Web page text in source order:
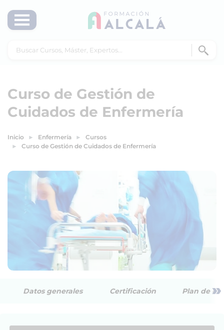
Curso de Gestión de
Cuidados de Enfermería
Inicio Enfermería
Cursos
Curso de Gestión de Cuidados de Enfermería
Datos generales Certificación Plan de »